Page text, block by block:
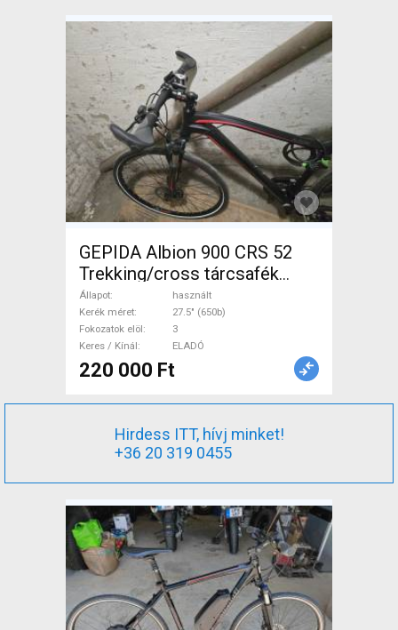
GEPIDA Albion 900 CRS 52
Trekking/cross tárcsafék
használt ELADÓ
Állapot
használt
Kerék méret
27.5" (650b)
Fokozatok elöl
3
Keres / Kínál
ELADÓ
220 000 Ft
Hirdess ITT, hívj minket!
+36 20 319 0455